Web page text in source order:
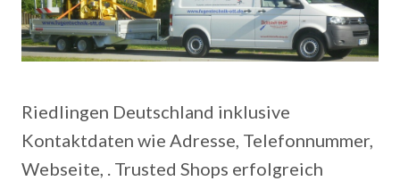
Riedlingen Deutschland inklusive
Kontaktdaten wie Adresse, Telefonnummer,
Webseite, . Trusted Shops erfolgreich